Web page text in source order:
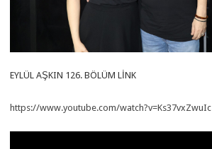
EYLÜL AŞKIN 126. BÖLÜM LİNK
https://www.youtube.com/watch?v=Ks37vxZwuIc